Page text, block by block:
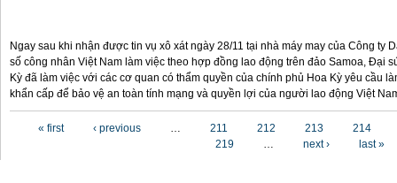
Ngay sau khi nhận được tin vụ xô xát ngày 28/11 tại nhà máy may của Công ty
số công nhân Việt Nam làm việc theo hợp đồng lao động trên đảo Samoa, Đại
Kỳ đã làm việc với các cơ quan có thẩm quyền của chính phủ Hoa Kỳ yêu cầu
khẩn cấp để bảo vệ an toàn tính mạng và quyền lợi của người lao động Việt
« first ‹ previous … 211 212 213
214
219
… next › last »